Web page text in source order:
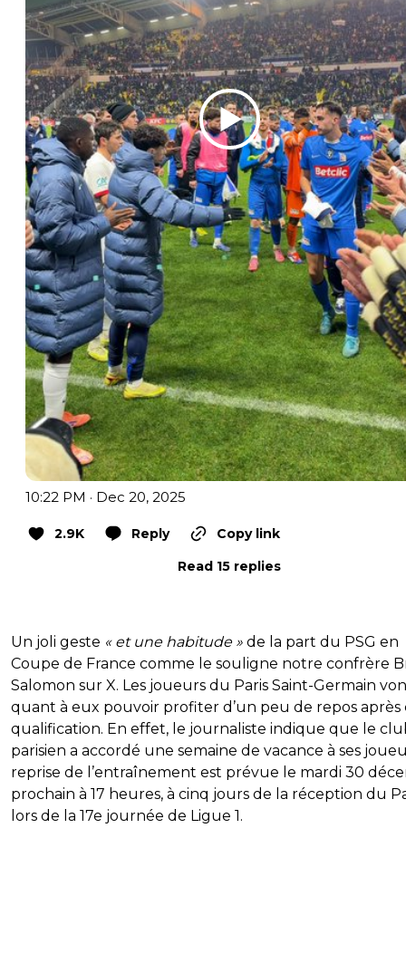
10:22 PM · Dec 20, 2025
2.9K Reply
Copy link
Read 15 replies
Un joli geste « et une habitude » de la part du PSG en
Coupe de France comme le souligne notre confrère
Salomon sur X. Les joueurs du Paris Saint-Germain
quant à eux pouvoir profiter d’un peu de repos
qualification. En effet, le journaliste indique que le
parisien a accordé une semaine de vacance à ses
reprise de l’entraînement est prévue le mardi 30
prochain à 17 heures, à cinq jours de la réception du
lors de la 17e journée de Ligue 1.